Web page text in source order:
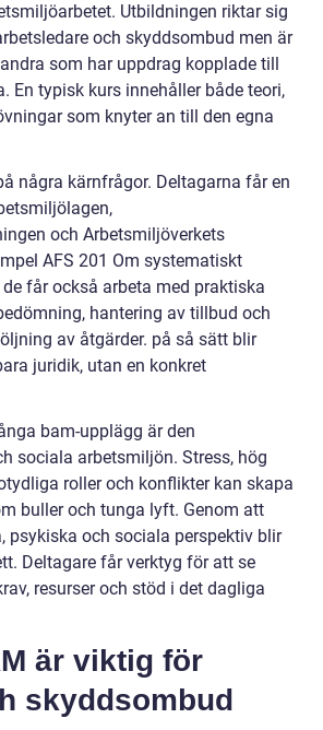
Utbildningen riktar sig
och skyddsombud men är
som har uppdrag kopplade till
En typisk kurs innehåller både teori,
som knyter an till den egna
några kärnfrågor. Deltagarna får en
och Arbetsmiljöverkets
AFS 201 Om systematiskt
får också arbeta med praktiska
hantering av tillbud och
av åtgärder. på så sätt blir
juridik, utan en konkret
bam-upplägg är den
sociala arbetsmiljön. Stress, hög
roller och konflikter kan skapa
buller och tunga lyft. Genom att
psykiska och sociala perspektiv blir
Deltagare får verktyg för att se
resurser och stöd i det dagliga
är viktig för
skyddsombud